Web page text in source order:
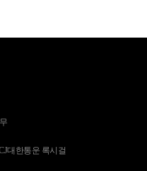
대한통운 록시걸